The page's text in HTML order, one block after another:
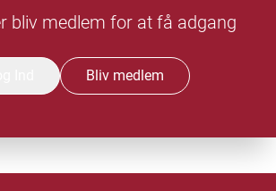
bliv medlem for at få adgang
Bliv medlem